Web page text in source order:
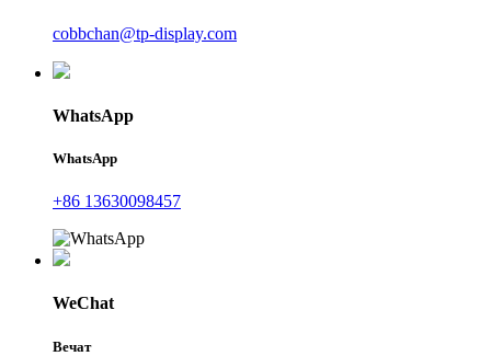
cobbchan@tp-display.com
WhatsApp
WhatsApp
+86 13630098457
WeChat
Вечат